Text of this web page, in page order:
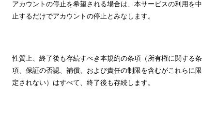
アカウントの停止を希望される場合は、本サービスの利用を中
止するだけでアカウントの停止とみなします。
性質上、終了後も存続すべき本規約の条項（所有権に関する条
項、保証の否認、補償、および責任の制限を含むがこれらに限
定されない）はすべて、終了後も存続します。